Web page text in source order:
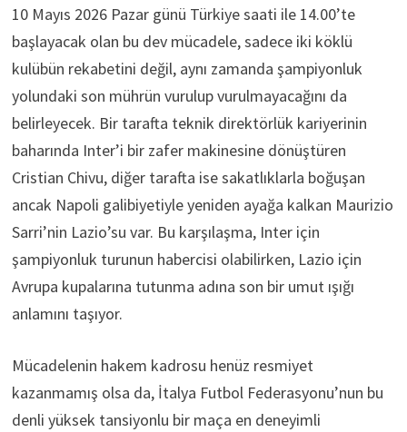
10 Mayıs 2026 Pazar günü Türkiye saati ile 14.00’te
başlayacak olan bu dev mücadele, sadece iki köklü
kulübün rekabetini değil, aynı zamanda şampiyonluk
yolundaki son mührün vurulup vurulmayacağını da
belirleyecek. Bir tarafta teknik direktörlük kariyerinin
baharında Inter’i bir zafer makinesine dönüştüren
Cristian Chivu, diğer tarafta ise sakatlıklarla boğuşan
ancak Napoli galibiyetiyle yeniden ayağa kalkan Maurizio
Sarri’nin Lazio’su var. Bu karşılaşma, Inter için
şampiyonluk turunun habercisi olabilirken, Lazio için
Avrupa kupalarına tutunma adına son bir umut ışığı
anlamını taşıyor.
Mücadelenin hakem kadrosu henüz resmiyet
kazanmamış olsa da, İtalya Futbol Federasyonu’nun bu
denli yüksek tansiyonlu bir maça en deneyimli